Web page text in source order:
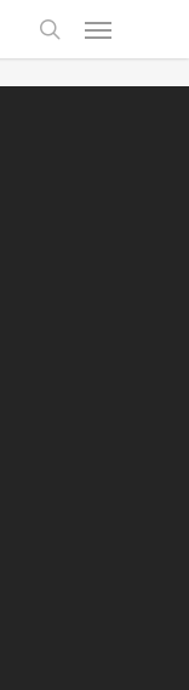
search
Menu